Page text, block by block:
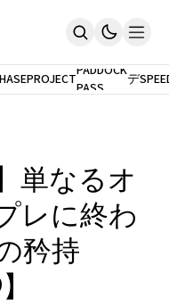
PADDOCK
PASS
最
新
モ
デ
ル
単なるオ
レに終わ
矜持